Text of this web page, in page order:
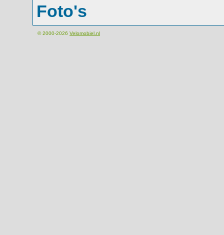
Foto's
© 2000-2026 Velomobiel.nl